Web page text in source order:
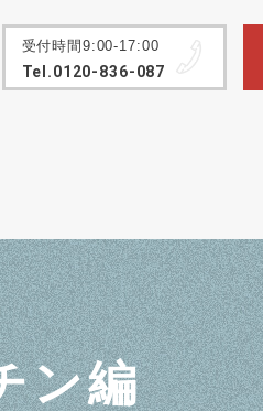
受付時間9:00-17:00
Tel.0120-836-087
ン編